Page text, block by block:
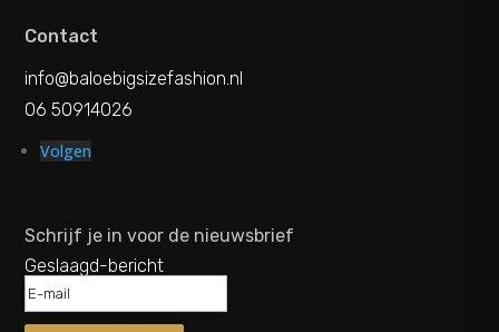
Contact
info@baloebigsizefashion.nl
06 50914026
Volgen
Schrijf je in voor de nieuwsbrief
Geslaagd-bericht